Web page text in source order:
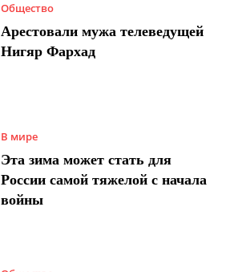
Общество
Арестовали мужа телеведущей
Нигяр Фархад
В мире
Эта зима может стать для
России самой тяжелой с начала
войны